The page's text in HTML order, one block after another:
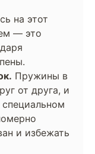
на этот
— это
Пружины в
от друга, и
и избежать